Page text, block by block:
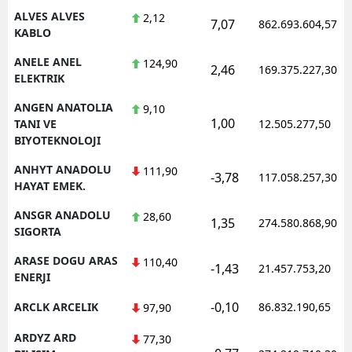
ALVES ALVES
KABLO
2,12 7,07 862.693.604,57
ANELE ANEL
ELEKTRIK
124,90 2,46 169.375.227,30
ANGEN ANATOLIA
TANI VE
BIYOTEKNOLOJI
9,10
1,00 12.505.277,50
ANHYT ANADOLU
HAYAT EMEK.
111,90 -3,78 117.058.257,30
ANSGR ANADOLU
SIGORTA
28,60 1,35 274.580.868,90
ARASE DOGU ARAS
ENERJI
110,40 -1,43 21.457.753,20
ARCLK ARCELIK 97,90 -0,10 86.832.190,65
ARDYZ ARD
77,30